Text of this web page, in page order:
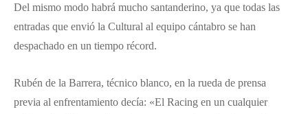
Del mismo modo habrá mucho santanderino, ya que todas las
entradas que envió la Cultural al equipo cántabro se han
despachado en un tiempo récord.
Rubén de la Barrera, técnico blanco, en la rueda de prensa
previa al enfrentamiento decía: «El Racing en un cualquier